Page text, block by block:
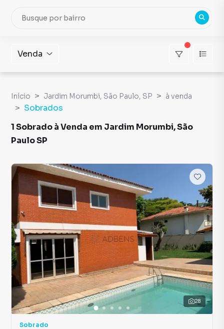
Venda
Início Jardim Morumbi, São Paulo, SP à venda
Sobrados
1 Sobrado à Venda em Jardim Morumbi, São
Paulo SP
28
Sobrado